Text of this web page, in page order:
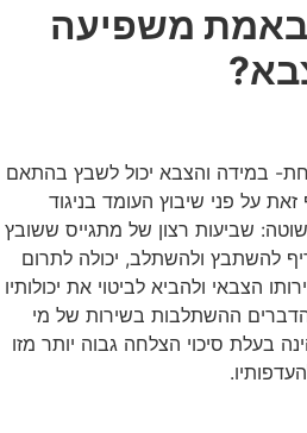
משפיעה
במידה והצבא יכול לשבץ בהתאם
על פני שיבוץ העומד בניגוד
שביעות רצון של מתגייס ששובץ
להשתבץ ולהשתלב, יכולה לתרום
הצבאי ולהביא לביטוי את יכולותיו
ההשתלבות בשירות של מי
בעלת סיכוי הצלחה גבוה יותר מזו